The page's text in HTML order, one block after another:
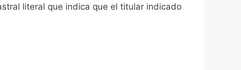
literal que indica que el titular indicado